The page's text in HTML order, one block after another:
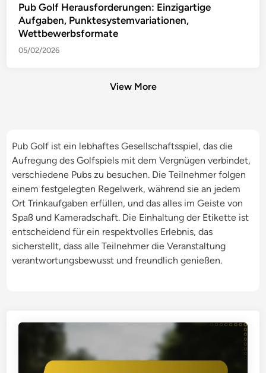
Pub Golf Herausforderungen: Einzigartige
Aufgaben, Punktesystemvariationen,
Wettbewerbsformate
05/02/2026
View More
Pub Golf ist ein lebhaftes Gesellschaftsspiel, das die
Aufregung des Golfspiels mit dem Vergnügen verbindet,
verschiedene Pubs zu besuchen. Die Teilnehmer folgen
einem festgelegten Regelwerk, während sie an jedem
Ort Trinkaufgaben erfüllen, und das alles im Geiste von
Spaß und Kameradschaft. Die Einhaltung der Etikette ist
entscheidend für ein respektvolles Erlebnis, das
sicherstellt, dass alle Teilnehmer die Veranstaltung
verantwortungsbewusst und freundlich genießen.